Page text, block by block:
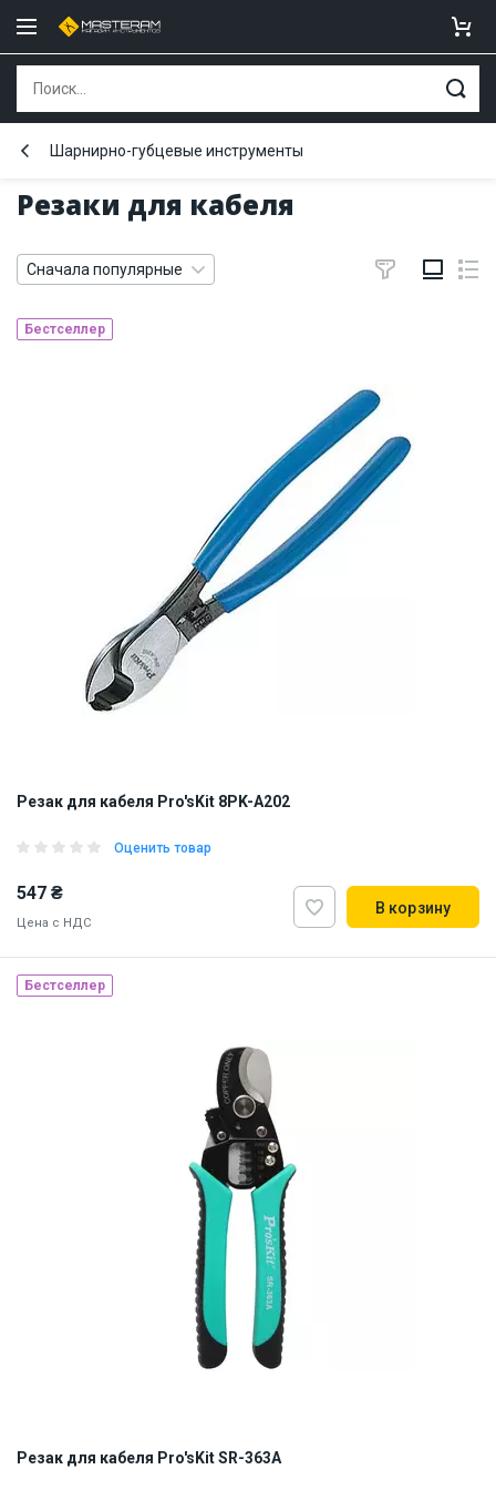
Резаки для кабеля
Шарнирно-губцевые инструменты
Сначала популярные
Бестселлер
Резак для кабеля Pro'sKit 8PK-A202
Оценить товар
547 ₴
Цена с НДС
В корзину
Наличие на складе:
Бестселлер
Резак для кабеля Pro'sKit SR-363A